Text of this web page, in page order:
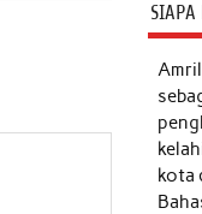
SIAPA
kota